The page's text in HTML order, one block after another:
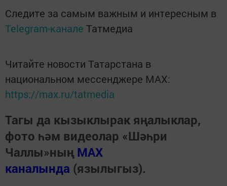
Следите за самым важным и интересным в
Telegram-канале Татмедиа
Читайте новости Татарстана в
национальном мессенджере MАХ:
https://max.ru/tatmedia
Тагы да кызыклырак яңалыклар,
фото һәм видеолар «Шәһри
Чаллы»ның MAX
каналында (язылыгыз).